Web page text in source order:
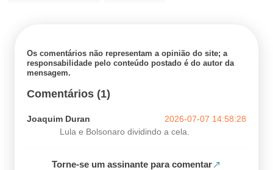
Os comentários não representam a opinião do site; a
responsabilidade pelo conteúdo postado é do autor da
mensagem.
Comentários (1)
Joaquim Duran
2026-07-07 14:58:28
Lula e Bolsonaro dividindo a cela.
Torne-se um assinante para comentar